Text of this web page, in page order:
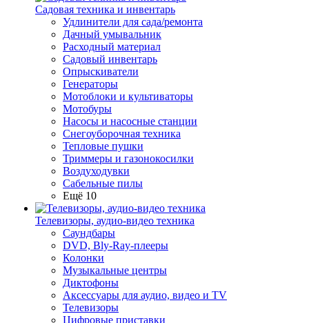
Садовая техника и инвентарь
Удлинители для сада/ремонта
Дачный умывальник
Расходный материал
Садовый инвентарь
Опрыскиватели
Генераторы
Мотоблоки и культиваторы
Мотобуры
Насосы и насосные станции
Снегоуборочная техника
Тепловые пушки
Триммеры и газонокосилки
Воздуходувки
Сабельные пилы
Ещё 10
Телевизоры, аудио-видео техника
Саундбары
DVD, Bly-Ray-плееры
Колонки
Музыкальные центры
Диктофоны
Аксессуары для аудио, видео и TV
Телевизоры
Цифровые приставки